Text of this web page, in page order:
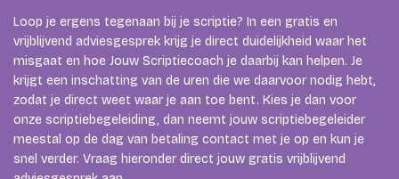
Loop je ergens tegenaan bij je scriptie? In een gratis en
vrijblijvend adviesgesprek krijg je direct duidelijkheid waar het
misgaat en hoe Jouw Scriptiecoach je daarbij kan helpen. Je
krijgt een inschatting van de uren die we daarvoor nodig hebt,
zodat je direct weet waar je aan toe bent. Kies je dan voor
onze scriptiebegeleiding, dan neemt jouw scriptiebegeleider
meestal op de dag van betaling contact met je op en kun je
snel verder. Vraag hieronder direct jouw gratis vrijblijvend